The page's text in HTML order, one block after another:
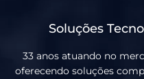
Soluções
33 anos atuando no
oferecendo soluções